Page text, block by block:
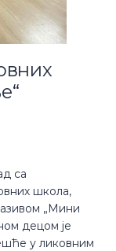
са
школа,
„Мини
децом је
у ликовним